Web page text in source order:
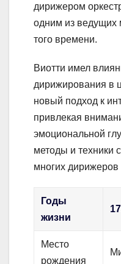
дирижером
одним из ведущих
того времени.
Виотти имел
дирижирования в
новый подход к
привлекая
эмоциональной
методы и техники
многих дирижеров
Годы
жизни
Место
рождения